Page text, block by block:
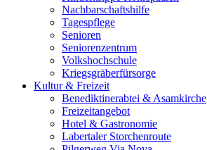
Nachbarschaftshilfe
Tagespflege
Senioren
Seniorenzentrum
Volkshochschule
Kriegsgräberfürsorge
Kultur & Freizeit
Benediktinerabtei & Asamkirche
Freizeitangebot
Hotel & Gastronomie
Labertaler Storchenroute